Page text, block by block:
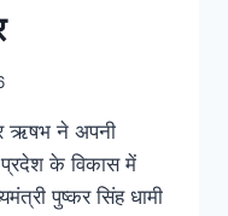
ऋषभ ने अपनी
के विकास में
पुष्कर सिंह धामी